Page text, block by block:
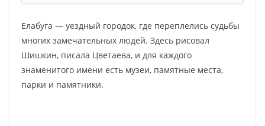
Елабуга — уездный городок, где переплелись судьбы
многих замечательных людей. Здесь рисовал
Шишкин, писала Цветаева, и для каждого
знаменитого имени есть музеи, памятные места,
парки и памятники.